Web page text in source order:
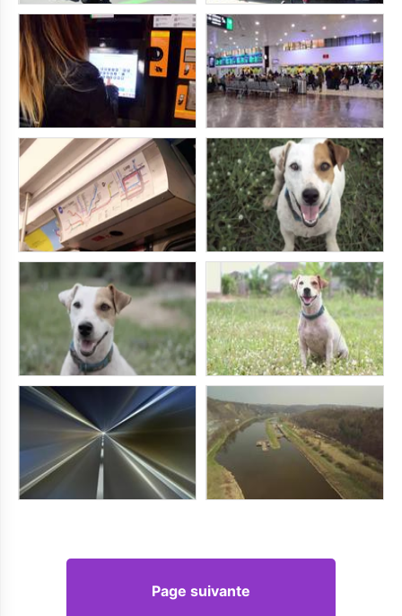
Page suivante